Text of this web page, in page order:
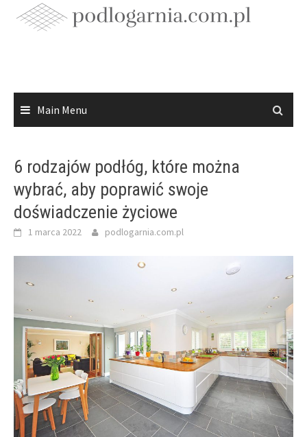
Main Menu
6 rodzajów podłóg, które można
wybrać, aby poprawić swoje
doświadczenie życiowe
1 marca 2022 podlogarnia.com.pl